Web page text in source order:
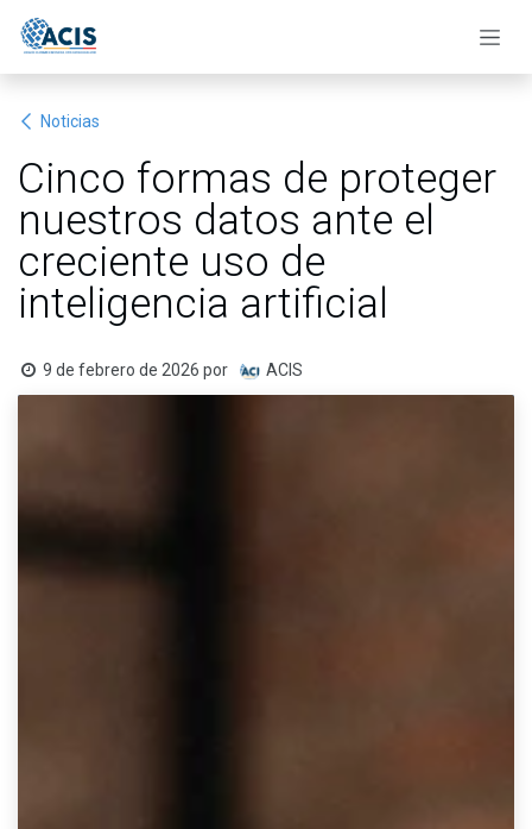
Noticias
Cinco formas de proteger
nuestros datos ante el
creciente uso de
inteligencia artificial
9 de febrero de 2026 por ACIS